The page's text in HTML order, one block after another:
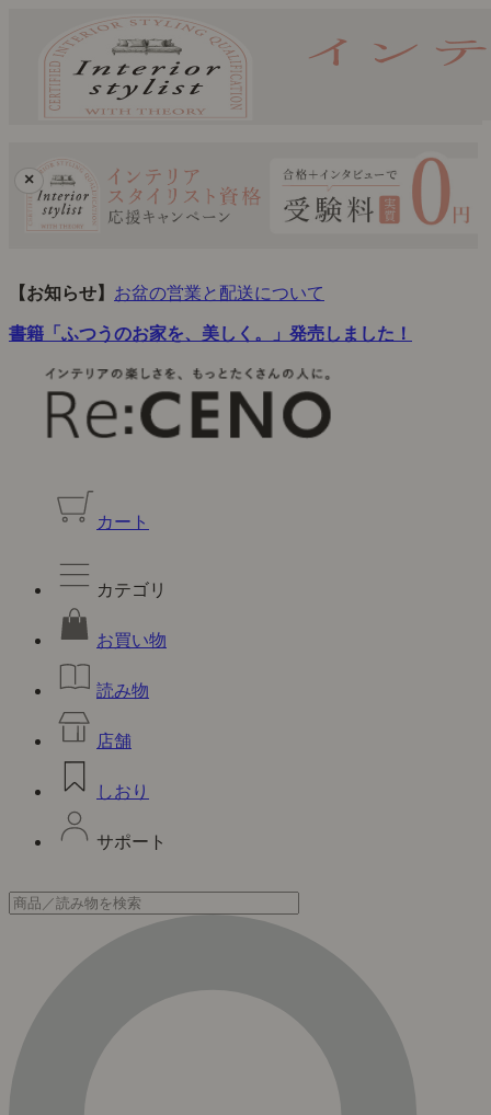
×
【お知らせ】 お盆の営業と配送について
書籍「ふつうのお家を、美しく。」発売しました！
カート
カテゴリ
お買い物
読み物
店舗
しおり
サポート